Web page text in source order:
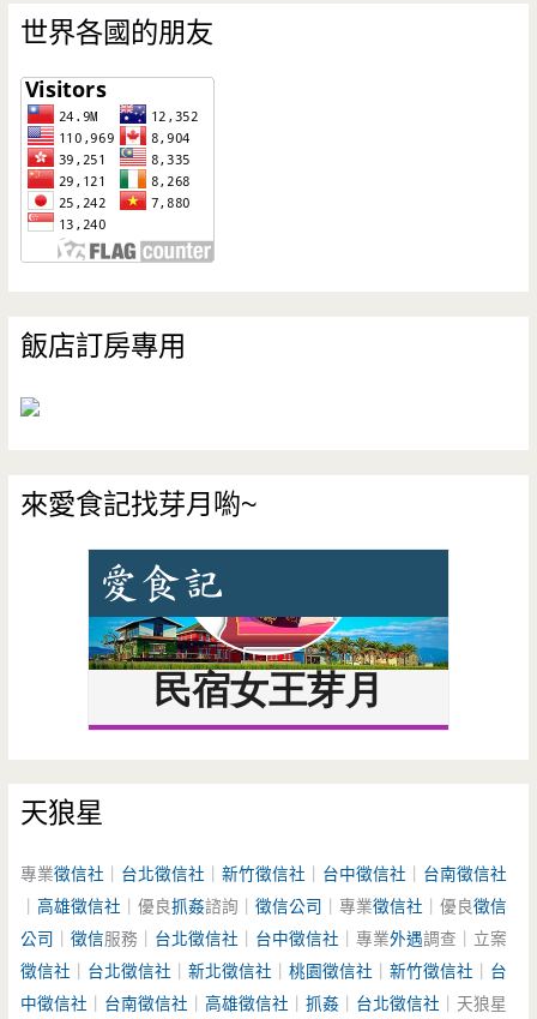
世界各國的朋友
飯店訂房專用
來愛食記找芽月喲~
天狼星
專業徵信社 台北徵信社 ｜新竹徵信社 台中徵信社
台南徵信社
｜高雄徵信社 ｜優良抓姦諮詢｜徵信公司 ｜專業徵信社 ｜優良徵信
公司 ｜徵信服務｜ 台北徵信社 台中徵信社 ｜專業外遇調查｜立案
徵信社
台北徵信社 ｜新北徵信社 ｜桃園徵信社 ｜新竹徵信社
台
中徵信社
台南徵信社 ｜高雄徵信社 ｜抓姦 台北徵信社 ｜天狼星